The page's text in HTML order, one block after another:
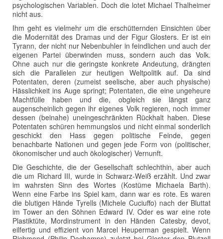
psychologischen Variablen. Doch die lotet Michael Thalheimer
nicht aus.
Ihm geht es vielmehr um die erschütternden Einsichten über
die Modernität des Dramas und der Figur Glosters. Er ist ein
Tyrann, der nicht nur Nebenbuhler in feindlichen und auch der
eigenen Partei überwinden muss, sondern auch das Volk.
Ohne auch nur die geringste konkrete Andeutung, drängten
sich die Parallelen zur heutigen Weltpolitik auf. Da sind
Potentaten, deren (zumeist seelische, aber auch physische)
Hässlichkeit ins Auge springt; Potentaten, die eine ungeheure
Machtfülle haben und die, obgleich sie längst ganz
augenscheinlich gegen ihr eigenes Volk regieren, noch immer
dessen (beinahe) uneingeschränkten Rückhalt haben. Diese
Potentaten schüren hemmungslos und nicht einmal sonderlich
geschickt den Hass gegen politische Feinde, gegen
benachbarte Nationen und gegen jede Form von (politischer,
ökonomischer und auch ökologischer) Vernunft.
Die Geschichte, die der Gesellschaft schlechthin, aber auch
die um Richard III, wurde in Schwarz-Weiß erzählt. Und zwar
im wahrsten Sinn des Wortes (Kostüme Michaela Barth).
Wenn eine Farbe ins Spiel kam, dann war es rote. Es waren
die blutigen Hände Tyrells (Michele Cuciuffo) nach der Bluttat
im Tower an den Söhnen Edward IV. Oder es war eine rote
Plastiktüte, Mordinstrument in den Händen Catesby, devot,
eilfertig und effizient von Marcel Heuperman gespielt. Wenn